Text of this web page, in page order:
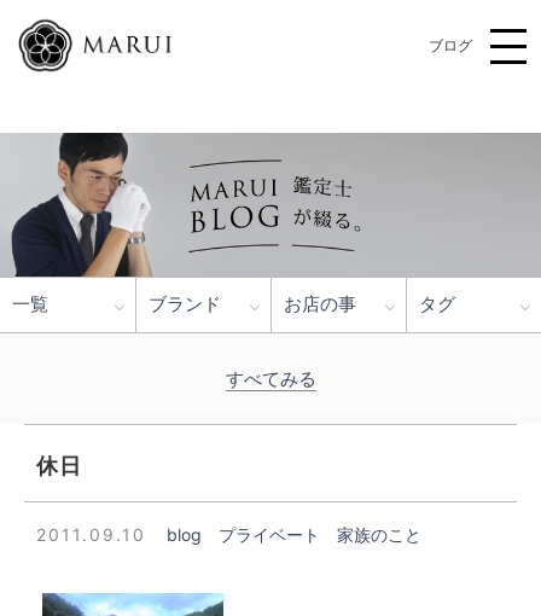
ブログ
一覧 ブランド お店の事 タグ
すべてみる
休日
2011.09.10 blog プライベート 家族のこと